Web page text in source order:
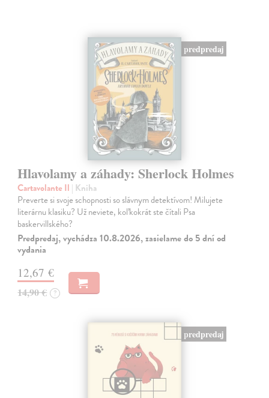
predpredaj
Hlavolamy a záhady: Sherlock Holmes
Cartavolante Il | Kniha
Preverte si svoje schopnosti so slávnym detektívom! Milujete
literárnu klasiku? Už neviete, koľkokrát ste čítali Psa
baskervillského?
Predpredaj, vychádza 10.8.2026, zasielame do 5 dní od
vydania
12,67 €
14,90 € ?
predpredaj